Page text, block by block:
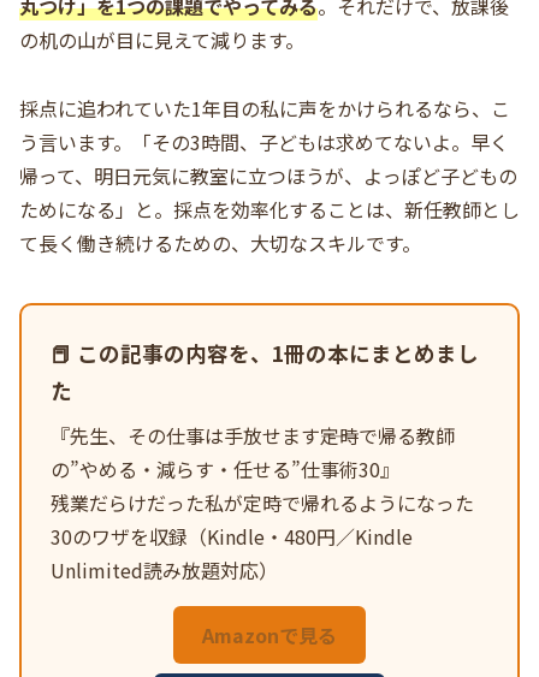
丸つけ」を1つの課題でやってみる。それだけで、放課後
の机の山が目に見えて減ります。
採点に追われていた1年目の私に声をかけられるなら、こ
う言います。「その3時間、子どもは求めてないよ。早く
帰って、明日元気に教室に立つほうが、よっぽど子どもの
ためになる」と。採点を効率化することは、新任教師とし
て長く働き続けるための、大切なスキルです。
📕 この記事の内容を、1冊の本にまとめまし
た
『先生、その仕事は手放せます――定時で帰る教師
の”やめる・減らす・任せる”仕事術30』
残業だらけだった私が定時で帰れるようになった
30のワザを収録（Kindle・480円／Kindle
Unlimited読み放題対応）
Amazonで見る